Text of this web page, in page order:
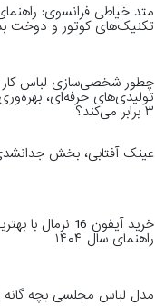
متد خیاطی فرانسوی:
تکنیک‌های کوتور و دوخت
چطور شخصی‌سازی لباس کار
تولیدی‌های حرفه‌ای، بهره‌وری
۳ برابر می‌کند؟
عینک آفتابی، بخش
خرید آیفون 16
راهنمای سال ۱۴۰۴
مدل لباس مجلسی بچه گانه